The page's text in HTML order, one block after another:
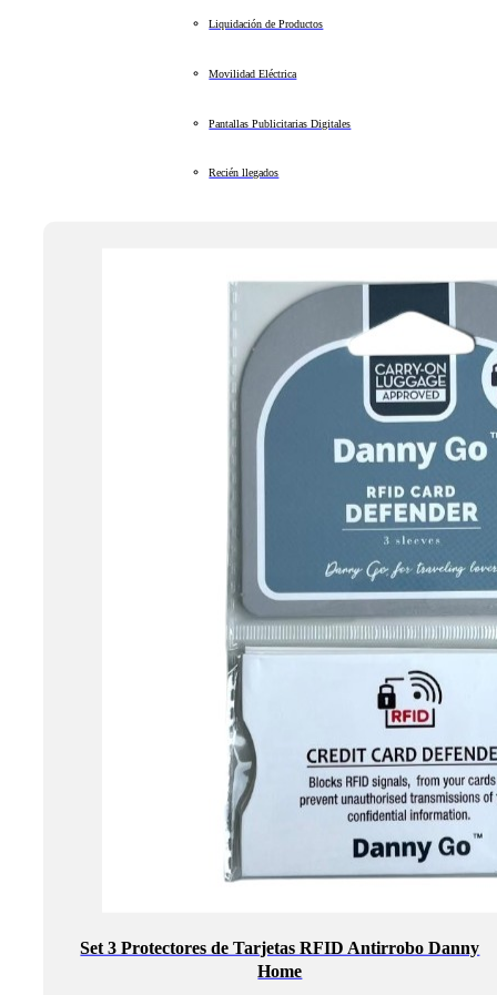
Liquidación de Productos
Movilidad Eléctrica
Pantallas Publicitarias Digitales
Recién llegados
Set 3 Protectores de Tarjetas RFID Antirrobo Danny
Home